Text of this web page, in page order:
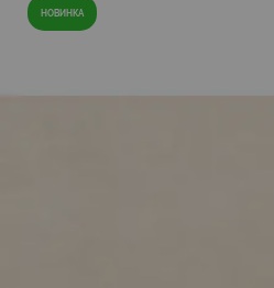
НОВИНКА